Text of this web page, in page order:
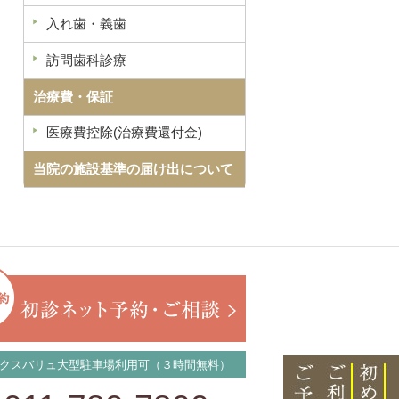
入れ歯・義歯
訪問歯科診療
治療費・保証
医療費控除(治療費還付金)
当院の施設基準の届け出について
スバリュ大型駐車場利用可（３時間無料）